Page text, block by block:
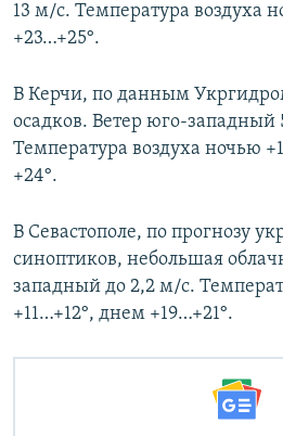
13 м/с. Температура воздуха
+23…+25°.
В Керчи, по данным
осадков. Ветер юго-западный
Температура воздуха ночью
+24°.
В Севастополе, по прогнозу
синоптиков, небольшая
западный до 2,2 м/с.
+11…+12°, днем +19…+21°.